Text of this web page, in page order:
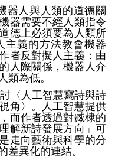
與人類的道德關
器需要不經人類指令
德上必須要為人類所
主義的方法教會機器
者反對擬人主義：由
人際關係，機器人介
類為低。
人工智慧寫詩與詩
角〉。人工智慧提供
而作者透過對臧棣的
解新詩發展方向」可
走向藝術與科學的分
差異化的連結。